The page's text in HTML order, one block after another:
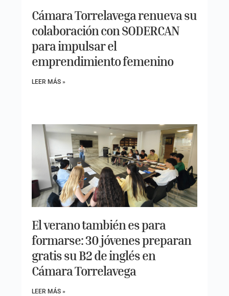
Cámara Torrelavega renueva su
colaboración con SODERCAN
para impulsar el
emprendimiento femenino
LEER MÁS »
El verano también es para
formarse: 30 jóvenes preparan
gratis su B2 de inglés en
Cámara Torrelavega
LEER MÁS »